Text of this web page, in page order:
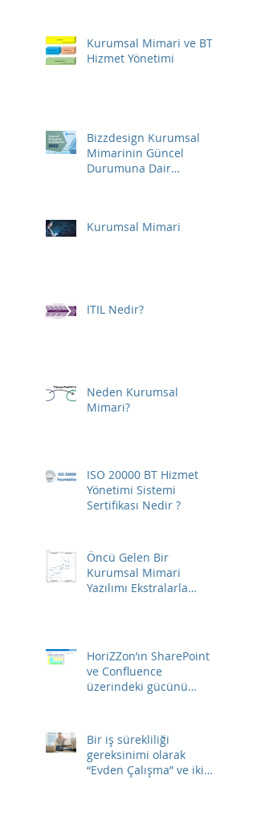
Kurumsal Mimari ve BT
Hizmet Yönetimi
Bizzdesign Kurumsal
Mimarinin Güncel
Durumuna Dair
Kurumsal Mimari
ITIL Nedir?
Neden Kurumsal
Mimari?
ISO 20000 BT Hizmet
Yönetimi Sistemi
Sertifikası Nedir ?
Öncü Gelen Bir
Kurumsal Mimari
Yazılımı Ekstralarla
HoriZZon’ın SharePoint
ve Confluence
üzerindeki gücünü
Bir iş sürekliliği
gereksinimi olarak
“Evden Çalışma”​ ve iki